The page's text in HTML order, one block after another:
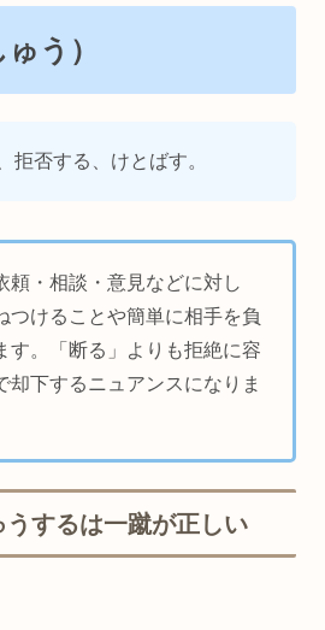
う）
拒否する、けとばす。
頼・相談・意見などに対し
つけることや簡単に相手を負
す。「断る」よりも拒絶に容
却下するニュアンスになりま
するは一蹴が正しい